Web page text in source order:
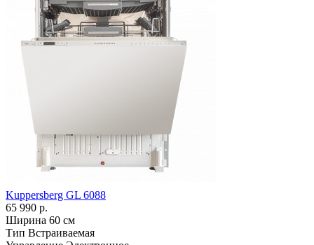
Kuppersberg GL 6088
65 990 р.
Ширина 60 см
Тип Встраиваемая